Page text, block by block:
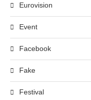
Eurovision
Event
Facebook
Fake
Festival